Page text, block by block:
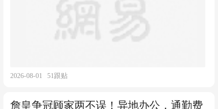
2026-08-01 51跟贴
詹皇争冠顾家两不误！异地办公，通勤费